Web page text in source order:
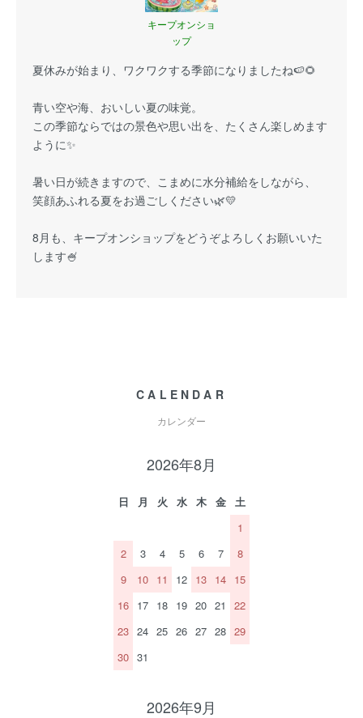
キープオンショ
ップ
夏休みが始まり、ワクワクする季節になりましたね🍉🌻
青い空や海、おいしい夏の味覚。
この季節ならではの景色や思い出を、たくさん楽しめます
ように✨
暑い日が続きますので、こまめに水分補給をしながら、
笑顔あふれる夏をお過ごしください🌿💛
8月も、キープオンショップをどうぞよろしくお願いいた
します🍧
CALENDAR
カレンダー
2026年8月
日 月 火 水 木 金
土
1
2
3 4 5 6 7
8
9
10 11 12 13 14 15
16 17 18 19 20 21
22
23 24 25 26 27 28 29
30 31
2026年9月